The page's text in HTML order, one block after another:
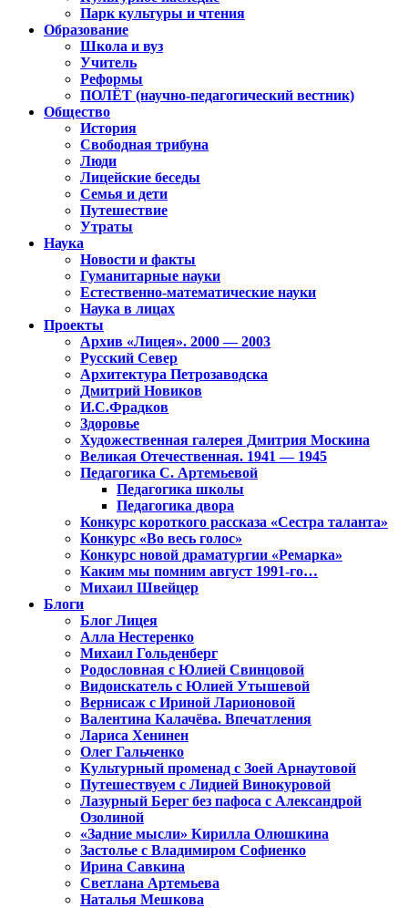
Парк культуры и чтения
Образование
Школа и вуз
Учитель
Реформы
ПОЛЁТ (научно-педагогический вестник)
Общество
История
Свободная трибуна
Люди
Лицейские беседы
Семья и дети
Путешествие
Утраты
Наука
Новости и факты
Гуманитарные науки
Естественно-математические науки
Наука в лицах
Проекты
Архив «Лицея». 2000 — 2003
Русский Север
Архитектура Петрозаводска
Дмитрий Новиков
И.С.Фрадков
Здоровье
Художественная галерея Дмитрия Москина
Великая Отечественная. 1941 — 1945
Педагогика С. Артемьевой
Педагогика школы
Педагогика двора
Конкурс короткого рассказа «Сестра таланта»
Конкурс «Во весь голос»
Конкурс новой драматургии «Ремарка»
Каким мы помним август 1991-го…
Михаил Швейцер
Блоги
Блог Лицея
Алла Нестеренко
Михаил Гольденберг
Родословная с Юлией Свинцовой
Видоискатель с Юлией Утышевой
Вернисаж с Ириной Ларионовой
Валентина Калачёва. Впечатления
Лариса Хенинен
Олег Гальченко
Культурный променад с Зоей Арнаутовой
Путешествуем с Лидией Винокуровой
Лазурный Берег без пафоса с Александрой
Озолиной
«Задние мысли» Кирилла Олюшкина
Застолье с Владимиром Софиенко
Ирина Савкина
Светлана Артемьева
Наталья Мешкова